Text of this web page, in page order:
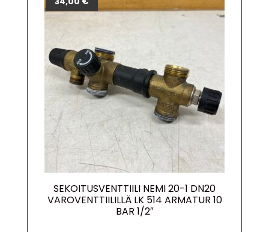
SEKOITUSVENTTIILI NEMI 20-1 DN20
VAROVENTTIILILLÄ LK 514 ARMATUR 10
BAR 1/2″